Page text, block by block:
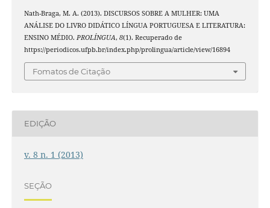
Nath-Braga, M. A. (2013). DISCURSOS SOBRE A MULHER: UMA
ANÁLISE DO LIVRO DIDÁTICO LÍNGUA PORTUGUESA E LITERATURA:
ENSINO MÉDIO. PROLÍNGUA, 8(1). Recuperado de
https://periodicos.ufpb.br/index.php/prolingua/article/view/16894
Fomatos de Citação
EDIÇÃO
v. 8 n. 1 (2013)
SEÇÃO